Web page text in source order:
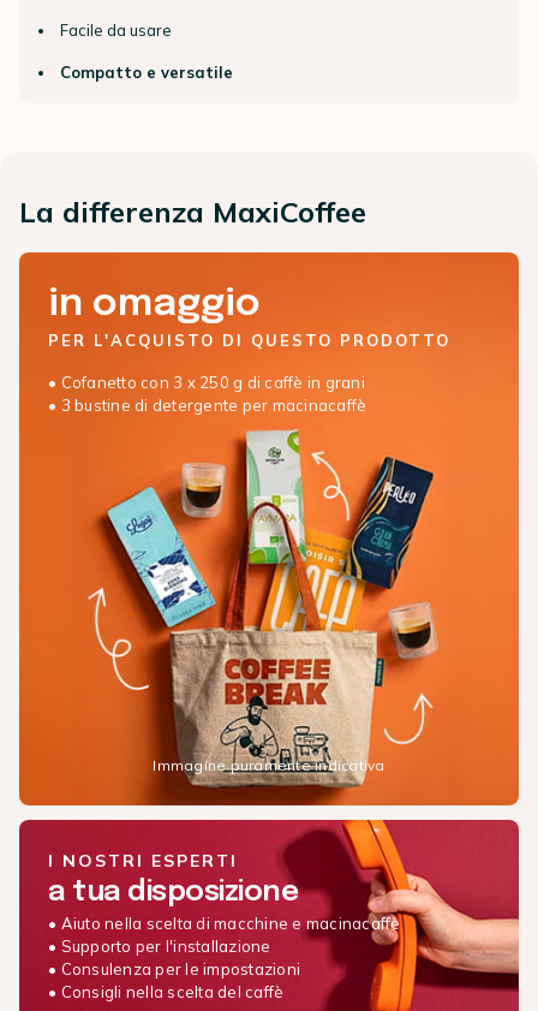
Facile da usare
Compatto e versatile
La differenza MaxiCoffee
in omaggio
PER L'ACQUISTO DI QUESTO PRODOTTO
• Cofanetto con 3 x 250 g di caffè in grani
• 3 bustine di detergente per macinacaffè
Immagine puramente indicativa
I NOSTRI ESPERTI
a tua disposizione
• Aiuto nella scelta di macchine e macinacaffè
• Supporto per l'installazione
• Consulenza per le impostazioni
• Consigli nella scelta del caffè